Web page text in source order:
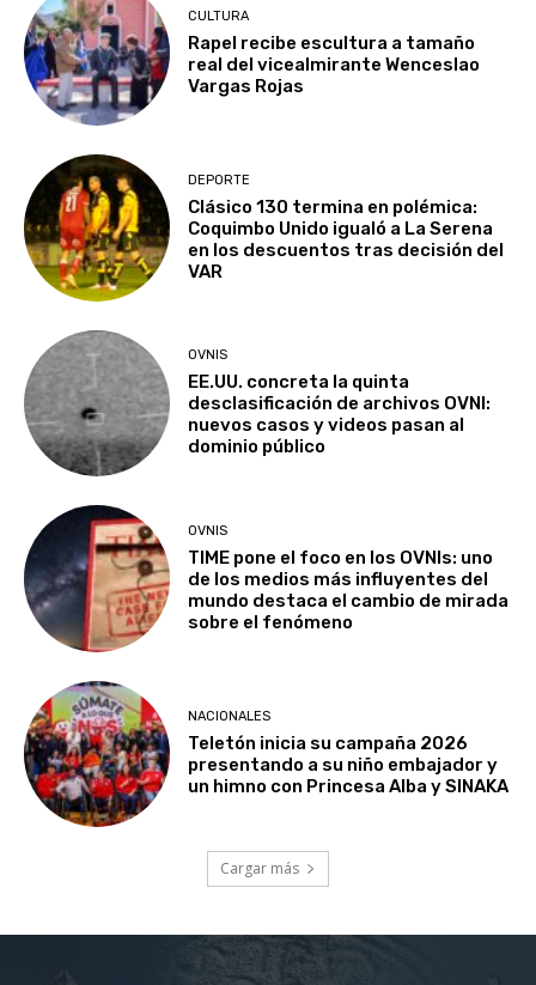
CULTURA
Rapel recibe escultura a tamaño
real del vicealmirante Wenceslao
Vargas Rojas
DEPORTE
Clásico 130 termina en polémica:
Coquimbo Unido igualó a La Serena
en los descuentos tras decisión del
VAR
OVNIS
EE.UU. concreta la quinta
desclasificación de archivos OVNI:
nuevos casos y videos pasan al
dominio público
OVNIS
TIME pone el foco en los OVNIs: uno
de los medios más influyentes del
mundo destaca el cambio de mirada
sobre el fenómeno
NACIONALES
Teletón inicia su campaña 2026
presentando a su niño embajador y
un himno con Princesa Alba y SINAKA
Cargar más